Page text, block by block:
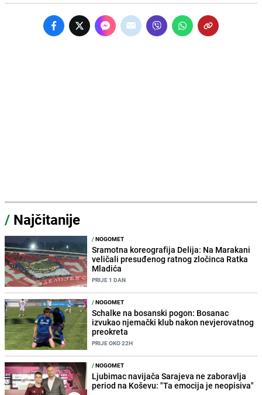
/ Najčitanije
/NOGOMET
Sramotna koreografija Delija: Na Marakani
veličali presuđenog ratnog zločinca Ratka
Mladića
PRIJE 1 DAN
/NOGOMET
Schalke na bosanski pogon: Bosanac
izvukao njemački klub nakon nevjerovatnog
preokreta
PRIJE OKO 22H
/NOGOMET
Ljubimac navijača Sarajeva ne zaboravlja
period na Koševu: "Ta emocija je neopisiva"